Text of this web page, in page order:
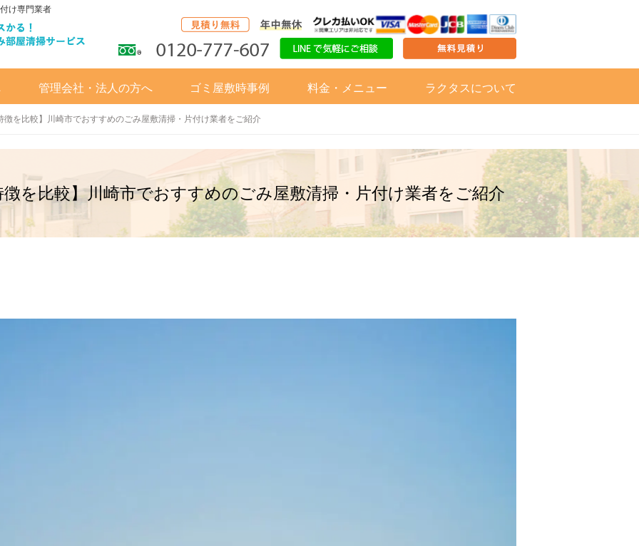
け専門業者
管理会社・法人の方へ ゴミ屋敷時事例 料金・メニュー ラクタスについて
徴を比較】川崎市でおすすめのごみ屋敷清掃・片付け業者をご紹介
を比較】川崎市でおすすめのごみ屋敷清掃・片付け業者をご紹介